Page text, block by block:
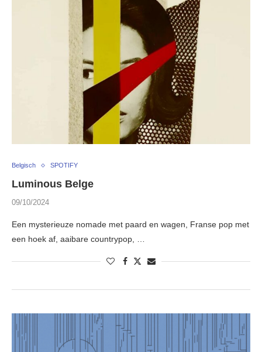
Belgisch SPOTIFY
Luminous Belge
09/10/2024
Een mysterieuze nomade met paard en wagen, Franse pop met
een hoek af, aaibare countrypop, …